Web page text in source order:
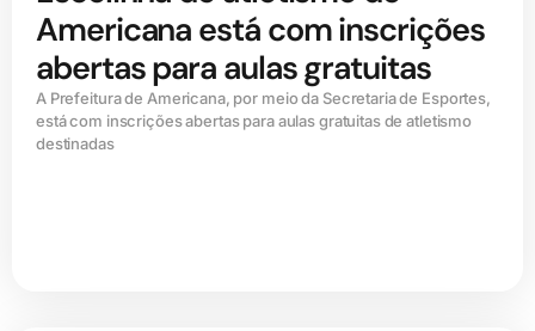
Americana está com inscrições
abertas para aulas gratuitas
A Prefeitura de Americana, por meio da Secretaria de Esportes,
está com inscrições abertas para aulas gratuitas de atletismo
destinadas